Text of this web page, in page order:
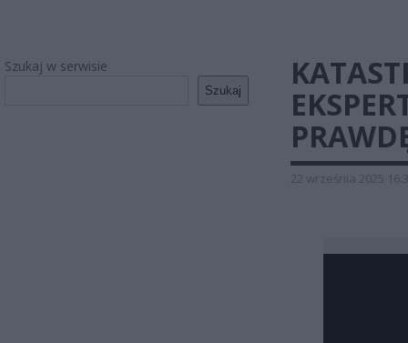
Szukaj w serwisie
Szukaj
22 września 2025